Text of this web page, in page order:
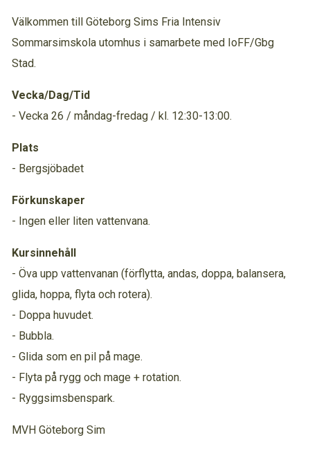
Välkommen till Göteborg Sims Fria Intensiv
Sommarsimskola utomhus i samarbete med IoFF/Gbg
Stad.
Vecka/Dag/Tid
- Vecka 26 / måndag-fredag / kl. 12:30-13:00.
Plats
- Bergsjöbadet
Förkunskaper
- Ingen eller liten vattenvana.
Kursinnehåll
- Öva upp vattenvanan (förflytta, andas, doppa, balansera,
glida, hoppa, flyta och rotera).
- Doppa huvudet.
- Bubbla.
- Glida som en pil på mage.
- Flyta på rygg och mage + rotation.
- Ryggsimsbenspark.
MVH Göteborg Sim